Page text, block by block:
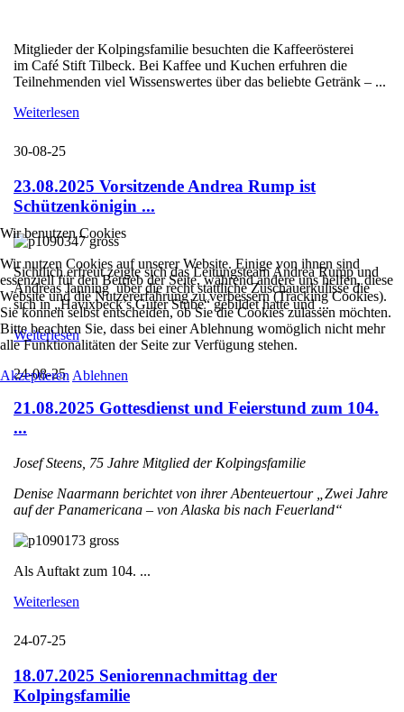
Mitglieder der Kolpingsfamilie besuchten die Kaffeerösterei
im Café Stift Tilbeck. Bei Kaffee und Kuchen erfuhren die
Teilnehmenden viel Wissenswertes über das beliebte Getränk – ...
Weiterlesen
30-08-25
23.08.2025 Vorsitzende Andrea Rump ist
Schützenkönigin ...
Sichtlich erfreut zeigte sich das Leitungsteam Andrea Rump und
Andreas Janning über die recht stattliche Zuschauerkulisse die
sich in „Havixbeck’s Guter Stube“ gebildet hatte und ...
Weiterlesen
24-08-25
21.08.2025 Gottesdienst und Feierstund zum 104.
...
Josef Steens, 75 Jahre Mitglied der Kolpingsfamilie
Denise Naarmann berichtet von ihrer Abenteuertour „Zwei Jahre
auf der Panamericana – von Alaska bis nach Feuerland“
Als Auftakt zum 104. ...
Weiterlesen
24-07-25
18.07.2025 Seniorennachmittag der
Kolpingsfamilie
Wir benutzen Cookies
Wir nutzen Cookies auf unserer Website. Einige von ihnen sind
essenziell für den Betrieb der Seite, während andere uns helfen, diese
Website und die Nutzererfahrung zu verbessern (Tracking Cookies).
Sie können selbst entscheiden, ob Sie die Cookies zulassen möchten.
Bitte beachten Sie, dass bei einer Ablehnung womöglich nicht mehr
alle Funktionalitäten der Seite zur Verfügung stehen.
Akzeptieren Ablehnen